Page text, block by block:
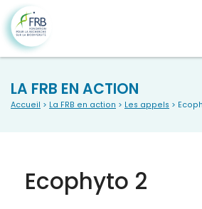
LA FRB EN ACTION
Accueil > La FRB en action > Les appels >
Ecophyto 2